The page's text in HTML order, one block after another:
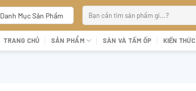
Danh Mục Sản Phẩm
kiếm:
TRANG CHỦ SẢN PHẨM SÀN VÀ TẤM ỐP KIẾN THỨC